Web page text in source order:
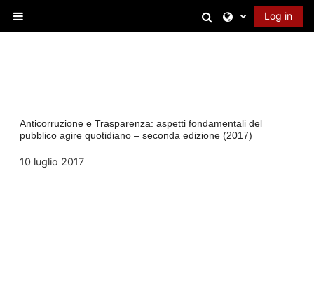
Toggle search
Log in
Anticorruzione e Trasparenza: aspetti fondamentali del
pubblico agire quotidiano – seconda edizione (2017)
10 luglio 2017